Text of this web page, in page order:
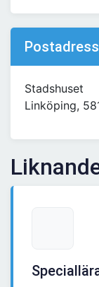
Postadress
Stadshuset
Linköping,